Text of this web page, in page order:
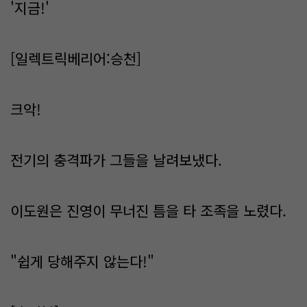
'지금!'
[일렉트릭베리어:승천]
크악!
전기의 충격파가 그들을 날려보냈다.
이도원은 진영이 무너진 틈을 타 조족을 노렸다.
"쉽게 당해주지 않는다!"